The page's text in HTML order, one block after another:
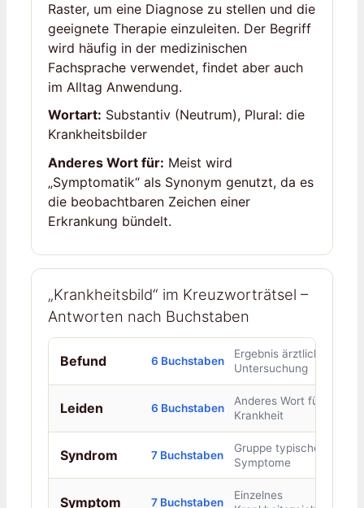
Raster, um eine Diagnose zu stellen und die
geeignete Therapie einzuleiten. Der Begriff
wird häufig in der medizinischen
Fachsprache verwendet, findet aber auch
im Alltag Anwendung.
Wortart: Substantiv (Neutrum), Plural: die
Krankheitsbilder
Anderes Wort für: Meist wird
„Symptomatik“ als Synonym genutzt, da es
die beobachtbaren Zeichen einer
Erkrankung bündelt.
„Krankheitsbild“ im Kreuzworträtsel –
Antworten nach Buchstaben
Befund 6 Buchstaben
Ergebnis ärztlicher
Untersuchung
Leiden 6 Buchstaben
Anderes Wort für
Krankheit
Syndrom 7 Buchstaben
Gruppe typischer
Symptome
Symptom 7 Buchstaben
Einzelnes